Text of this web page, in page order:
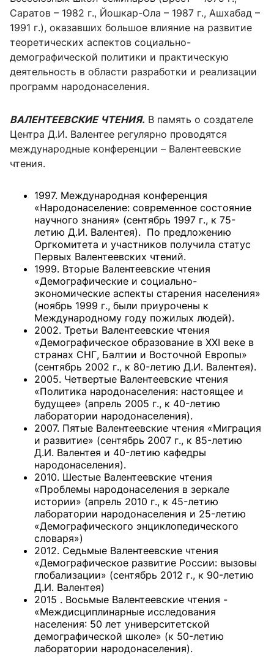
Саратов – 1982 г., Йошкар-Ола – 1987 г., Ашхабад –
1991 г.), оказавших большое влияние на развитие
теоретических аспектов социально-
демографической политики и практическую
деятельность в области разработки и реализации
программ народонаселения.
ВАЛЕНТЕЕВСКИЕ ЧТЕНИЯ. В память о создателе
Центра Д.И. Валентее регулярно проводятся
международные конференции – Валентеевские
чтения.
1997. Международная конференция
«Народонаселение: современное состояние
научного знания» (сентябрь 1997 г., к 75-
летию Д.И. Валентея). По предложению
Оргкомитета и участников получила статус
Первых Валентеевских чтений.
1999. Вторые Валентеевские чтения
«Демографические и социально-
экономические аспекты старения населения»
(ноябрь 1999 г., были приурочены к
Международному году пожилых людей).
2002. Третьи Валентеевские чтения
«Демографическое образование в XXI веке в
странах СНГ, Балтии и Восточной Европы»
(сентябрь 2002 г., к 80-летию Д.И. Валентея).
2005. Четвертые Валентеевские чтения
«Политика народонаселения: настоящее и
будущее» (апрель 2005 г., к 40-летию
лаборатории народонаселения).
2007. Пятые Валентеевские чтения «Миграция
и развитие» (сентябрь 2007 г., к 85-летию
Д.И. Валентея и 40-летию кафедры
народонаселения).
2010. Шестые Валентеевские чтения
«Проблемы народонаселения в зеркале
истории» (апрель 2010 г., к 45-летию
лаборатории народонаселения и 25-летию
«Демографического энциклопедического
словаря»)
2012. Седьмые Валентеевские чтения
«Демографическое развитие России: вызовы
глобализации» (сентябрь 2012 г., к 90-летию
Д.И. Валентея)
2015 . Восьмые Валентеевские чтения -
«Междисциплинарные исследования
населения: 50 лет университетской
демографической школе» (к 50-летию
лаборатории народонаселения).